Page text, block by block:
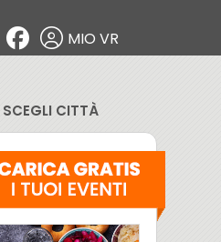
MIO VR
SCEGLI CITTÀ